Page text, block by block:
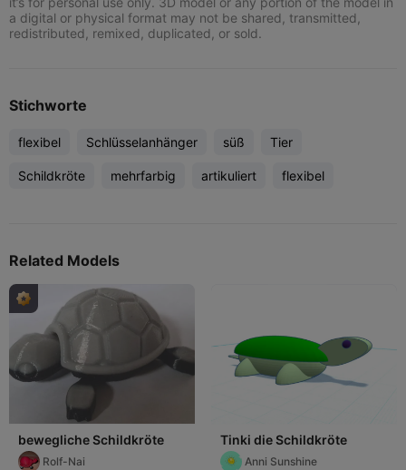
a digital or physical format may not be shared, transmitted,
redistributed, remixed, duplicated, or sold.
Stichworte
flexibel Schlüsselanhänger süß Tier
Schildkröte mehrfarbig artikuliert flexibel
Related Models
bewegliche Schildkröte
Rolf-Nai
Tinki die Schildkröte
Anni Sunshine